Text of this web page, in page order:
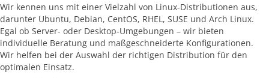
Wir kennen uns mit einer Vielzahl von Linux-Distributionen aus,
darunter Ubuntu, Debian, CentOS, RHEL, SUSE und Arch Linux.
Egal ob Server- oder Desktop-Umgebungen – wir bieten
individuelle Beratung und maßgeschneiderte Konfigurationen.
Wir helfen bei der Auswahl der richtigen Distribution für den
optimalen Einsatz.